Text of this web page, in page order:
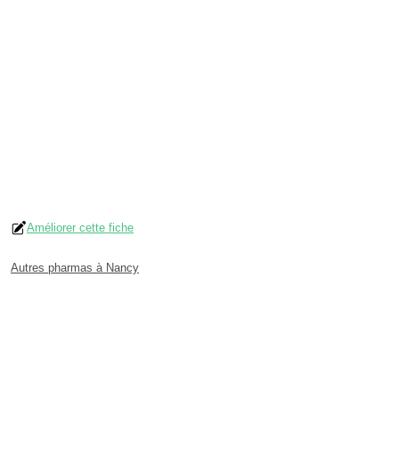
Améliorer cette fiche
Autres pharmas à Nancy